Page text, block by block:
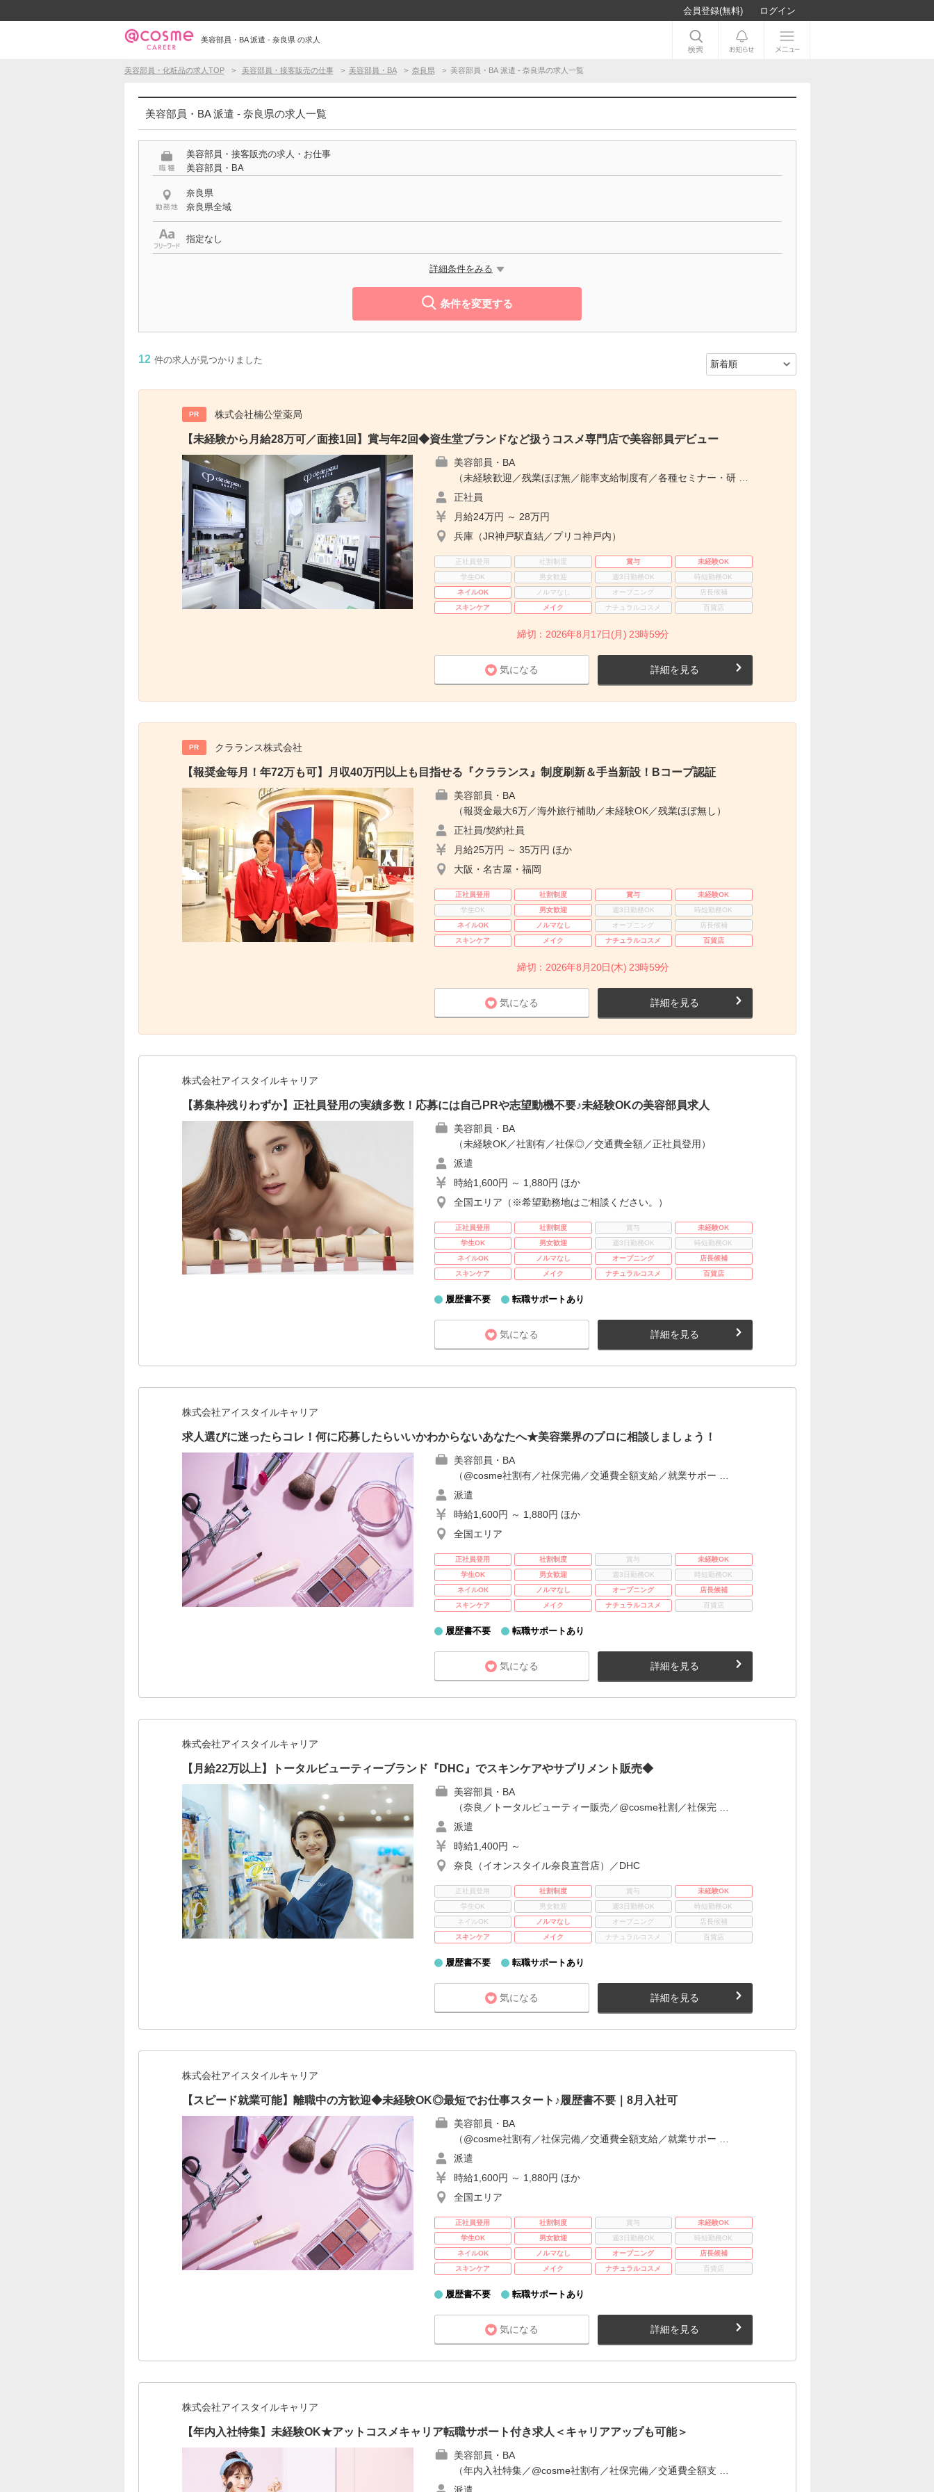
会員登録(無料) ログイン
美容部員・BA 派遣 - 奈良県 の求人
美容部員・化粧品の求人TOP 美容部員・接客販売の仕事 美容部員・BA 奈良県 美容部員・BA 派遣 - 奈良県の求人一覧
美容部員・BA 派遣 - 奈良県の求人一覧
美容部員・接客販売の求人・お仕事
美容部員・BA
奈良県
奈良県全域
指定なし
詳細条件をみる
条件を変更する
12 件の求人が見つかりました
PR 株式会社楠公堂薬局
【未経験から月給28万可／面接1回】賞与年2回◆資生堂ブランドなど扱うコスメ専門店で美容部員デビュー
美容部員・BA
（未経験歓迎／残業ほぼ無／能率支給制度有／各種セミナー・研 …
正社員
月給24万円 ～ 28万円
兵庫（JR神戸駅直結／プリコ神戸内）
正社員登用 社割制度 賞与
未経験OK
学生OK
男女歓迎 週3日勤務OK
時短勤務OK
ネイルOK
ノルマなし オープニング
店長候補
スキンケア
メイク ナチュラルコスメ 百貨店
締切：2026年8月17日(月) 23時59分
気になる 詳細を見る
PR クラランス株式会社
【報奨金毎月！年72万も可】月収40万円以上も目指せる『クラランス』制度刷新＆手当新設！Bコープ認証
美容部員・BA
（報奨金最大6万／海外旅行補助／未経験OK／残業ほぼ無し）
正社員/契約社員
月給25万円 ～ 35万円 ほか
大阪・名古屋・福岡
正社員登用 社割制度 賞与
未経験OK
学生OK
男女歓迎 週3日勤務OK
時短勤務OK
ネイルOK
ノルマなし オープニング
店長候補
スキンケア
メイク ナチュラルコスメ 百貨店
締切：2026年8月20日(木) 23時59分
気になる 詳細を見る
株式会社アイスタイルキャリア
【募集枠残りわずか】正社員登用の実績多数！応募には自己PRや志望動機不要♪未経験OKの美容部員求人
美容部員・BA
（未経験OK／社割有／社保◎／交通費全額／正社員登用）
派遣
時給1,600円 ～ 1,880円 ほか
全国エリア（※希望勤務地はご相談ください。）
正社員登用 社割制度 賞与
未経験OK
学生OK
男女歓迎 週3日勤務OK
時短勤務OK
ネイルOK
ノルマなし オープニング
店長候補
スキンケア
メイク ナチュラルコスメ 百貨店
履歴書不要 転職サポートあり
気になる 詳細を見る
株式会社アイスタイルキャリア
求人選びに迷ったらコレ！何に応募したらいいかわからないあなたへ★美容業界のプロに相談しましょう！
美容部員・BA
（@cosme社割有／社保完備／交通費全額支給／就業サポー …
派遣
時給1,600円 ～ 1,880円 ほか
全国エリア
正社員登用 社割制度 賞与
未経験OK
学生OK
男女歓迎 週3日勤務OK
時短勤務OK
ネイルOK
ノルマなし オープニング
店長候補
スキンケア
メイク ナチュラルコスメ 百貨店
履歴書不要 転職サポートあり
気になる 詳細を見る
株式会社アイスタイルキャリア
【月給22万以上】トータルビューティーブランド『DHC』でスキンケアやサプリメント販売◆
美容部員・BA
（奈良／トータルビューティー販売／@cosme社割／社保完 …
派遣
時給1,400円 ～
奈良（イオンスタイル奈良直営店）／DHC
正社員登用 社割制度 賞与
未経験OK
学生OK
男女歓迎 週3日勤務OK
時短勤務OK
ネイルOK
ノルマなし オープニング
店長候補
スキンケア
メイク ナチュラルコスメ 百貨店
履歴書不要 転職サポートあり
気になる 詳細を見る
株式会社アイスタイルキャリア
【スピード就業可能】離職中の方歓迎◆未経験OK◎最短でお仕事スタート♪履歴書不要｜8月入社可
美容部員・BA
（@cosme社割有／社保完備／交通費全額支給／就業サポー …
派遣
時給1,600円 ～ 1,880円 ほか
全国エリア
正社員登用 社割制度 賞与
未経験OK
学生OK
男女歓迎 週3日勤務OK
時短勤務OK
ネイルOK
ノルマなし オープニング
店長候補
スキンケア
メイク ナチュラルコスメ 百貨店
履歴書不要 転職サポートあり
気になる 詳細を見る
株式会社アイスタイルキャリア
【年内入社特集】未経験OK★アットコスメキャリア転職サポート付き求人＜キャリアアップも可能＞
美容部員・BA
（年内入社特集／@cosme社割有／社保完備／交通費全額支 …